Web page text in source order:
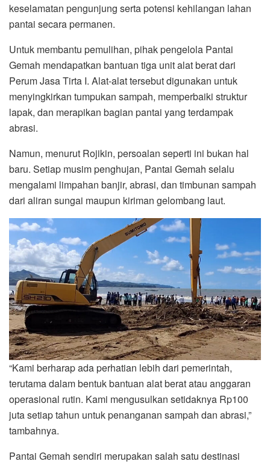
keselamatan pengunjung serta potensi kehilangan lahan
pantai secara permanen.
Untuk membantu pemulihan, pihak pengelola Pantai
Gemah mendapatkan bantuan tiga unit alat berat dari
Perum Jasa Tirta I. Alat-alat tersebut digunakan untuk
menyingkirkan tumpukan sampah, memperbaiki struktur
lapak, dan merapikan bagian pantai yang terdampak
abrasi.
Namun, menurut Rojikin, persoalan seperti ini bukan hal
baru. Setiap musim penghujan, Pantai Gemah selalu
mengalami limpahan banjir, abrasi, dan timbunan sampah
dari aliran sungai maupun kiriman gelombang laut.
“Kami berharap ada perhatian lebih dari pemerintah,
terutama dalam bentuk bantuan alat berat atau anggaran
operasional rutin. Kami mengusulkan setidaknya Rp100
juta setiap tahun untuk penanganan sampah dan abrasi,”
tambahnya.
Pantai Gemah sendiri merupakan salah satu destinasi